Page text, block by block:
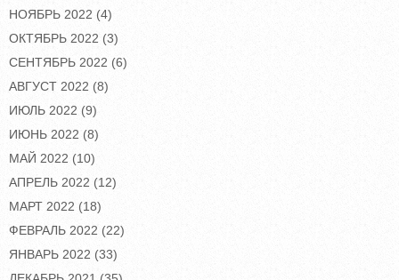
НОЯБРЬ 2022 (4)
ОКТЯБРЬ 2022 (3)
СЕНТЯБРЬ 2022 (6)
АВГУСТ 2022 (8)
ИЮЛЬ 2022 (9)
ИЮНЬ 2022 (8)
МАЙ 2022 (10)
АПРЕЛЬ 2022 (12)
МАРТ 2022 (18)
ФЕВРАЛЬ 2022 (22)
ЯНВАРЬ 2022 (33)